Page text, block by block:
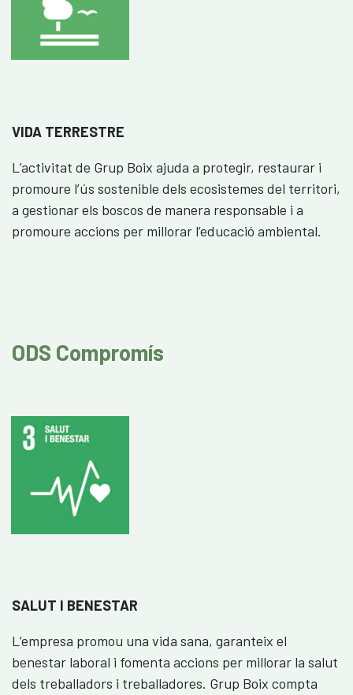
VIDA TERRESTRE
L’activitat de Grup Boix ajuda a protegir, restaurar i
promoure l’ús sostenible dels ecosistemes del territori,
a gestionar els boscos de manera responsable i a
promoure accions per millorar l’educació ambiental.
ODS Compromís
SALUT I BENESTAR
L’empresa promou una vida sana, garanteix el
benestar laboral i fomenta accions per millorar la salut
dels treballadors i treballadores. Grup Boix compta